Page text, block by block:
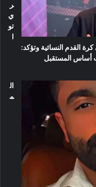
ر
ي
تو
القدم النسائية وتؤكد:
أساس المستقبل
ال
م